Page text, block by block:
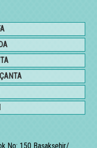
No: 150 Başakşehir/